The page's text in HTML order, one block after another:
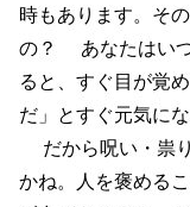
時もあります。そ
の？ あなたはい
ると、すぐ目が覚
だ」とすぐ元気にな
だから呪い・祟
かね。人を褒める